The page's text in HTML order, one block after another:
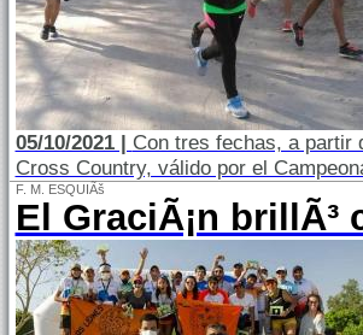
05/10/2021 | Con tres fechas, a partir
Cross Country, válido por el
F. M. ESQUIÃš
El GraciÃ¡n brillÃ³